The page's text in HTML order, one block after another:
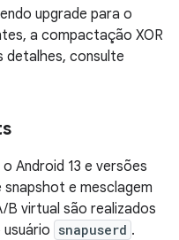
upgrade para o
a compactação XOR
detalhes, consulte
Android 13 e versões
e mesclagem
virtual são realizados
snapuserd .